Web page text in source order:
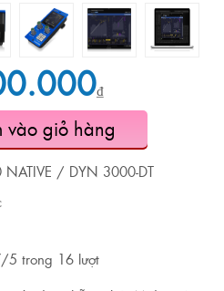
₫
vào giỏ hàng
/ DYN 3000-DT
/5 trong 16 lượt